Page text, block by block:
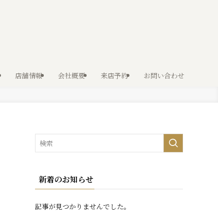
店舗情報 会社概要 来店予約 お問い合わせ
新着のお知らせ
記事が見つかりませんでした。